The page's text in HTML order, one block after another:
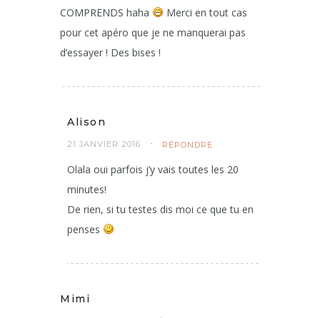
COMPRENDS haha
Merci en tout cas
pour cet apéro que je ne manquerai pas
d’essayer ! Des bises !
Alison
21 JANVIER 2016 RÉPONDRE
Olala oui parfois j’y vais toutes les 20
minutes!
De rien, si tu testes dis moi ce que tu en
penses
Mimi